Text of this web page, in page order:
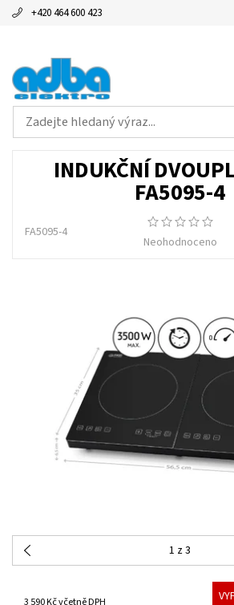
+420 464 600 423
INDUKČNÍ
FA5095-4
FA5095-4
Neohodnoceno
1 z 3